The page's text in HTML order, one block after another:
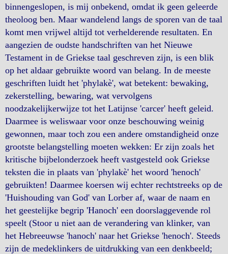
binnengeslopen, is mij onbekend, omdat ik geen geleerde
theoloog ben. Maar wandelend langs de sporen van de taal
komt men vrijwel altijd tot verhelderende resultaten. En
aangezien de oudste handschriften van het Nieuwe
Testament in de Griekse taal geschreven zijn, is een blik
op het aldaar gebruikte woord van belang. In de meeste
geschriften luidt het 'phylakè', wat betekent: bewaking,
zekerstelling, bewaring, wat vervolgens
noodzakelijkerwijze tot het Latijnse 'carcer' heeft geleid.
Daarmee is weliswaar voor onze beschouwing weinig
gewonnen, maar toch zou een andere omstandigheid onze
grootste belangstelling moeten wekken: Er zijn zoals het
kritische bijbelonderzoek heeft vastgesteld ook Griekse
teksten die in plaats van 'phylakè' het woord 'henoch'
gebruikten! Daarmee koersen wij echter rechtstreeks op de
'Huishouding van God' van Lorber af, waar de naam en
het geestelijke begrip 'Hanoch' een doorslaggevende rol
speelt (Stoor u niet aan de verandering van klinker, van
het Hebreeuwse 'hanoch' naar het Griekse 'henoch'. Steeds
zijn de medeklinkers de uitdrukking van een denkbeeld;